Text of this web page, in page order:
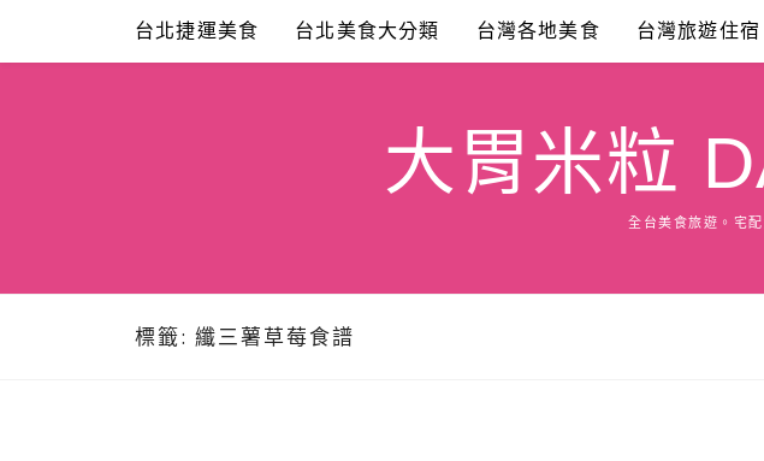
content
台北捷運美食 台北美食大分類 台灣各地美食 台灣旅遊住宿
大胃米粒
全台美食旅遊。宅
標籤: 纖三薯草莓食譜